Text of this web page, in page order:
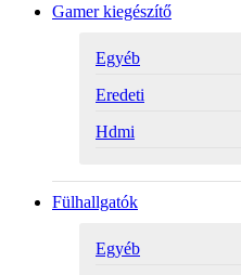
Gamer kiegészítő
Egyéb
Eredeti
Hdmi
Fülhallgatók
Egyéb